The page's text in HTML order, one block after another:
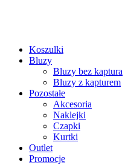
Koszulki
Bluzy
Bluzy bez kaptura
Bluzy z kapturem
Pozostałe
Akcesoria
Naklejki
Czapki
Kurtki
Outlet
Promocje